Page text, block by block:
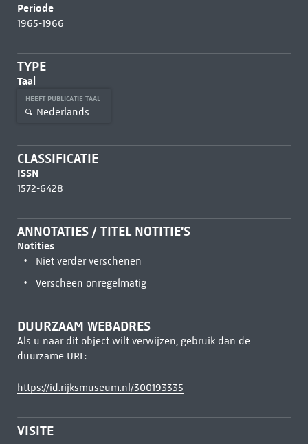
Periode
1965-1966
TYPE
Taal
HEEFT PUBLICATIE TAAL
Nederlands
CLASSIFICATIE
ISSN
1572-6428
ANNOTATIES / TITEL NOTITIE'S
Notities
Niet verder verschenen
Verscheen onregelmatig
DUURZAAM WEBADRES
Als u naar dit object wilt verwijzen, gebruik dan de
duurzame URL:
https://id.rijksmuseum.nl/300193335
VISITE